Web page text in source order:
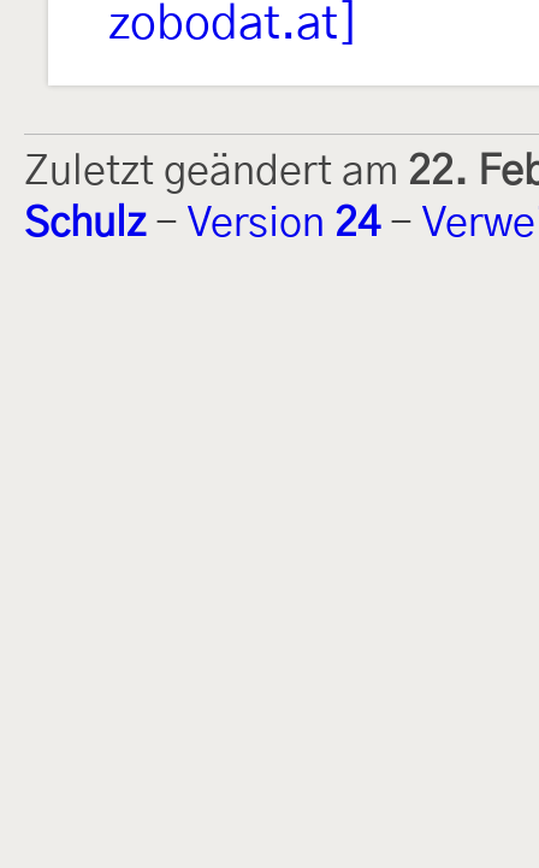
zobodat.at]
Zuletzt geändert am 22.
Schulz- Version 24-